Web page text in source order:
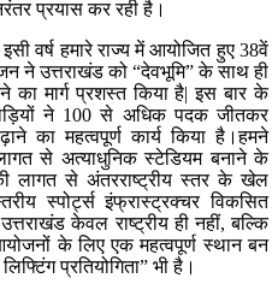
प्रयास कर रही है।
वर्ष हमारे राज्य में आयोजित हुए 38वें
ने उत्तराखंड को “देवभूमि” के साथ ही
मार्ग प्रशस्त किया है| इस बार के
ने 100 से अधिक पदक जीतकर
का महत्वपूर्ण कार्य किया है।हमने
से अत्याधुनिक स्टेडियम बनाने के
लागत से अंतरराष्ट्रीय स्तर के खेल
स्पोर्ट्स इंफ्रास्ट्रक्चर विकसित
केवल राष्ट्रीय ही नहीं, बल्कि
के लिए एक महत्वपूर्ण स्थान बन
प्रतियोगिता” भी है।